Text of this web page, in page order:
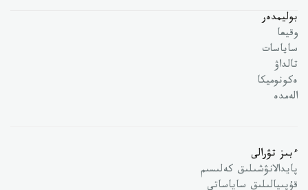
بوليمدەر
وقيعا
ساياسات
تالداۋ
ەكونوميكا
الەمدە
ءبىز تۋرالى
پايدالانۋشىلىق كەلىسىم
قۇپىيالىلىق ساياساتى